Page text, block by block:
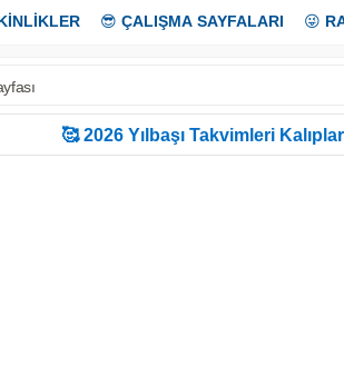
😎 ÇALIŞMA SAYFALARI 😜
🥰 2026 Yılbaşı Takvimleri